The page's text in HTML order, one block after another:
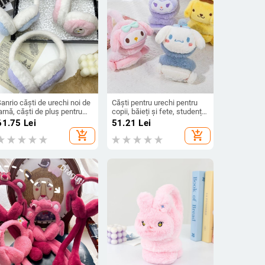
căști de urechi noi de
căști de pluș pentru
fete, călărețe,
drăguțe, rezistente la vânt,
calde, antigel
Lei
add_shopping_cart
Căști pentru urechi pentru
copii, băieți și fete, studenți,
calde, antigel, pentru urechi,
toamna și iarna, noi Kulomi,
reglabile, încălzire pentru
urechi, capace pentru urechi
51.21 Lei
add_shopping_cart